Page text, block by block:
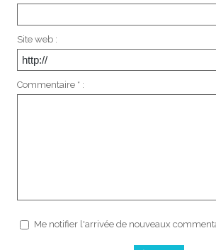
Site web :
Commentaire * :
Me notifier l'arrivée de nouveaux